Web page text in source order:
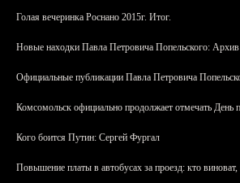
Голая вечеринка Роснано 2015г. Итог.
Новые находки Павла Петровича Попельского:
Официальные публикации Павла Петровича
Комсомольск официально продолжает отмечать День
Кого боится Путин: Сергей Фургал
Повышение платы в автобусах за проезд: кто виноват,